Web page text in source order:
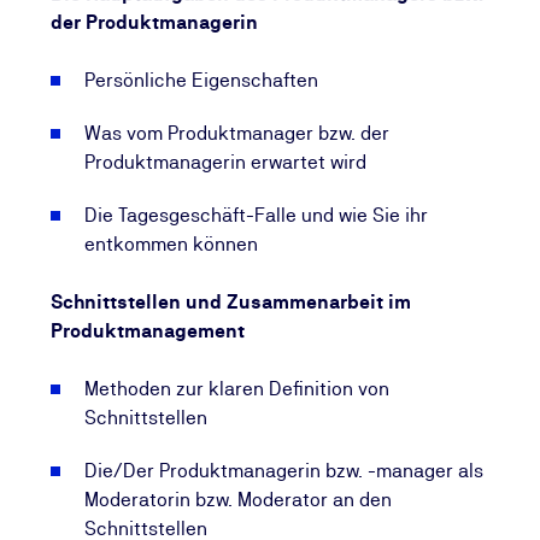
Dieses Grundlagenwissen erlangen Sie anhand
Schulung. Die effektive Umsetzung des
entscheidenden Wettbewerbsvorteil Ihres
Unternehmens. Durch die im Praxis-Seminar
wird die Wettbewerbsfähigkeit der Produkte und
Dienstleistungen weiter gesteigert.
Nutzen Sie die Erfahrungen führender deutscher
Expertinnen und Experten für Produktmanagement
Produktmanagerin bzw. Produktmanager mit ein:
- Sie kennen die Voraussetzungen für eine
erfolgreiche Einführung und Optimierung von
Produktmanagement.
der Produktmanagerin
Persönliche Eigenschaften
Was vom Produktmanager bzw. der
Produktmanagerin erwartet wird
Die Tagesgeschäft-Falle und wie Sie ihr
entkommen können
Schnittstellen und Zusammenarbeit im
Produktmanagement
Methoden zur klaren Definition von
Schnittstellen
Die/Der Produktmanagerin bzw. -manager als
Moderatorin bzw. Moderator an den
Schnittstellen